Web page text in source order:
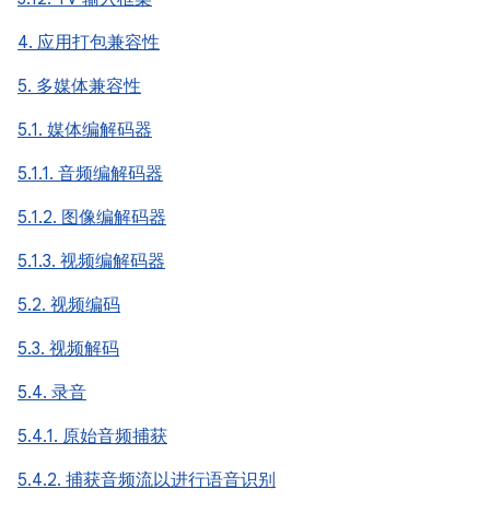
4. 应用打包兼容性
5. 多媒体兼容性
5.1. 媒体编解码器
5.1.1. 音频编解码器
5.1.2. 图像编解码器
5.1.3. 视频编解码器
5.2. 视频编码
5.3. 视频解码
5.4. 录音
5.4.1. 原始音频捕获
5.4.2. 捕获音频流以进行语音识别